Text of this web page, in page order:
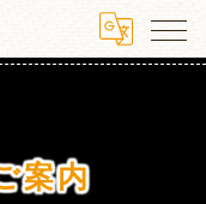
案内